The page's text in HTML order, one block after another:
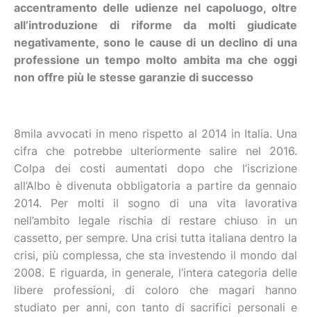
accentramento delle udienze nel capoluogo, oltre
all’introduzione di riforme da molti giudicate
negativamente, sono le cause di un declino di una
professione un tempo molto ambita ma che oggi
non offre più le stesse garanzie di successo
8mila avvocati in meno rispetto al 2014 in Italia. Una
cifra che potrebbe ulteriormente salire nel 2016.
Colpa dei costi aumentati dopo che l’iscrizione
all’Albo è divenuta obbligatoria a partire da gennaio
2014. Per molti il sogno di una vita lavorativa
nell’ambito legale rischia di restare chiuso in un
cassetto, per sempre. Una crisi tutta italiana dentro la
crisi, più complessa, che sta investendo il mondo dal
2008. E riguarda, in generale, l’intera categoria delle
libere professioni, di coloro che magari hanno
studiato per anni, con tanto di sacrifici personali e